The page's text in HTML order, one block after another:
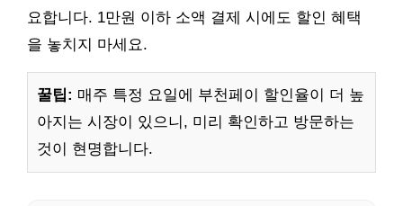
요합니다. 1만원 이하 소액 결제 시에도 할인 혜택
을 놓치지 마세요.
꿀팁: 매주 특정 요일에 부천페이 할인율이 더 높
아지는 시장이 있으니, 미리 확인하고 방문하는
것이 현명합니다.